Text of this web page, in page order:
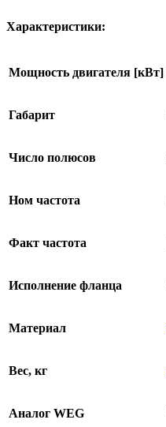
Характеристики:
Мощность двигателя [кВт]
Габарит
Число полюсов
Ном частота
Факт частота
Исполнение фланца
Материал
Вес, кг
Аналог WEG